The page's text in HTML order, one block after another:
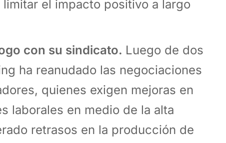
el impacto positivo a largo
con su sindicato. Luego de dos
ha reanudado las negociaciones
quienes exigen mejoras en
laborales en medio de la alta
retrasos en la producción de